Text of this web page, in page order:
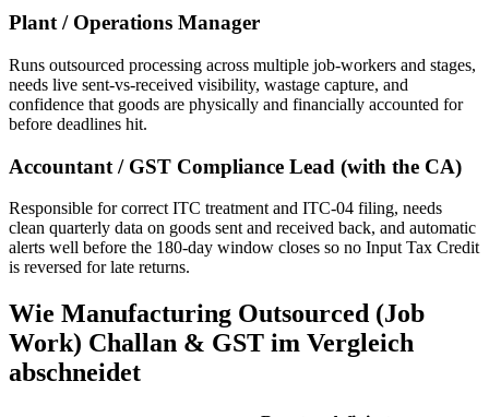
Plant / Operations Manager
Runs outsourced processing across multiple job-workers and stages,
needs live sent-vs-received visibility, wastage capture, and
confidence that goods are physically and financially accounted for
before deadlines hit.
Accountant / GST Compliance Lead (with the CA)
Responsible for correct ITC treatment and ITC-04 filing, needs
clean quarterly data on goods sent and received back, and automatic
alerts well before the 180-day window closes so no Input Tax Credit
is reversed for late returns.
Wie Manufacturing Outsourced (Job
Work) Challan & GST im Vergleich
abschneidet